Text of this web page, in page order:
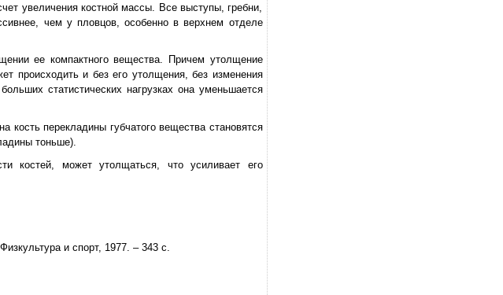
увеличения костной массы. Все выступы, гребни,
чем у пловцов, особенно в верхнем отделе
ее компактного вещества. Причем утолщение
происходить и без его утолщения, без изменения
статистических нагрузках она уменьшается
кость перекладины губчатого вещества становятся
тоньше).
костей, может утолщаться, что усиливает его
и спорт, 1977. – 343 с.